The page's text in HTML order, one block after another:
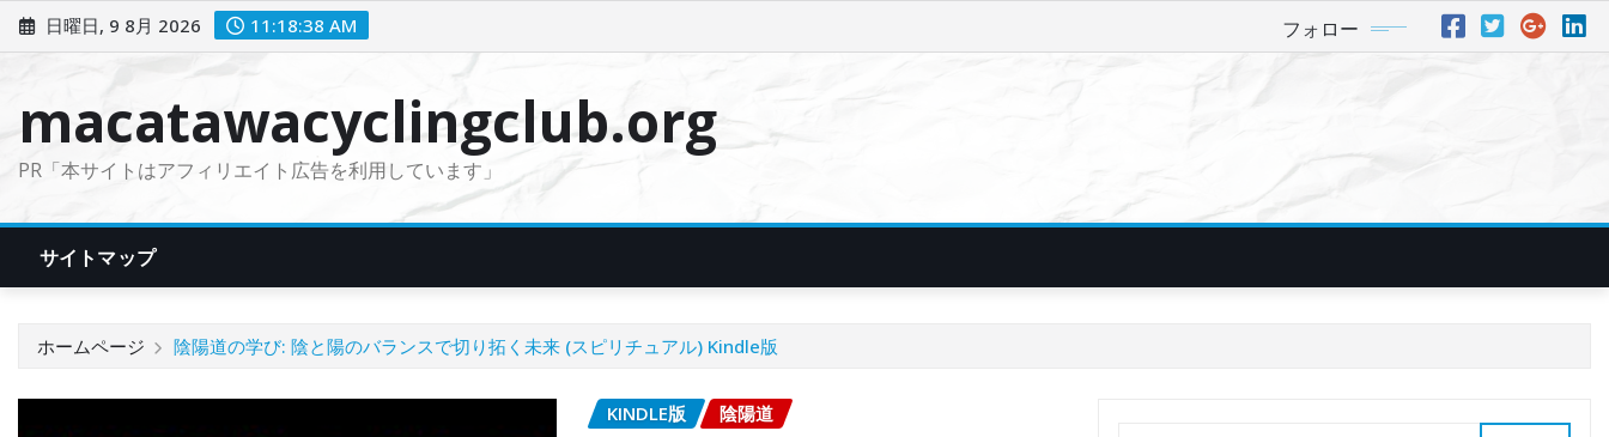
ン
日曜日, 9 8月 2026 11:18:39 AM フォロー
macatawacyclingclub.org
PR「本サイトはアフィリエイト広告を利用しています」
サイトマップ
ホームページ 陰陽道の学び: 陰と陽のバランスで切り拓く未来 (スピリチュアル) Kindle版
KINDLE版 陰陽道